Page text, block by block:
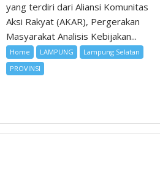
yang terdiri dari Aliansi Komunitas
Aksi Rakyat (AKAR), Pergerakan
Masyarakat Analisis Kebijakan...
Home LAMPUNG
Lampung Selatan
PROVINSI